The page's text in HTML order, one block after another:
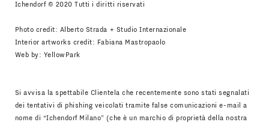
Ichendorf © 2020 Tutti i diritti riservati
Photo credit: Alberto Strada + Studio Internazionale
Interior artworks credit: Fabiana Mastropaolo
Web by: YellowPark
Si avvisa la spettabile Clientela che recentemente sono stati segnalati
dei tentativi di phishing veicolati tramite false comunicazioni e-mail a
nome di “Ichendorf Milano” (che è un marchio di proprietà della nostra